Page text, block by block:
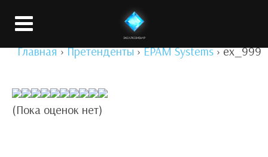
Главная › Претенденты › EPAM Systems › ex_999
(Пока оценок нет)